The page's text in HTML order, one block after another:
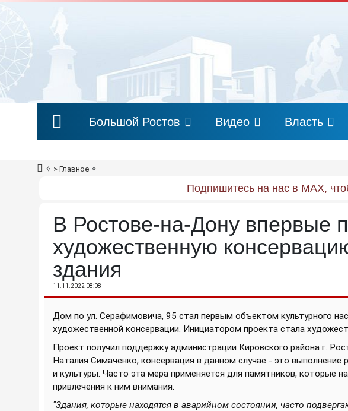
Большой Ростов Видео Власть
✧ > Главное ✧
Подпишитесь на нас в MAX,
В Ростове-на-Дону впервые
художественную
здания
11.11.2022 08:08
Дом по ул. Серафимовича, 95 стал первым объектом культурного
художественной консервации. Инициатором проекта стала
Проект получил поддержку администрации Кировского района г.
Наталия Симаченко, консервация в данном случае - это выполнение
и культуры. Часто эта мера применяется для памятников, которые
привлечения к ним внимания.
"Здания, которые находятся в аварийном состоянии, часто